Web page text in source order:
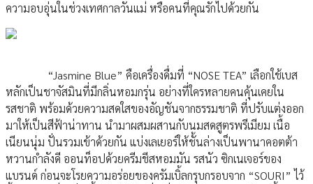
ความอบอุ่นในช่วงเทศกาลวันแม่ หรือคนที่คุณรักไปด้วยกัน
“Jasmine Blue” คือเครื่องดื่มที่ “NOSE TEA” เลือกใช้เบส
หลักเป็นชาจัสมินที่มีกลิ่นหอมกรุ่น อย่างที่ใครหลายคนคุ้นเคยใน
รสชาติ พร้อมด้วยความสดใสของอัญชันจากธรรมชาติ ที่ปรับแต่งออก
มาให้เป็นสีฟ้าน่าทาน นำมาผสมผสานกับนมสดสูตรพรีเมียม เนื้อ
เนียนนุ่ม ปั่นรวมเข้าด้วยกัน แบ่งเลเยอร์ให้ชั้นล่างเป็นพานาคอตต้า
หวานกำลังดี ออนท็อปด้วยครีมชีสหอมมัน รสนัว ซิกเนเจอร์ของ
แบรนด์ ก่อนจะโรยความอร่อยของครัมเบิ้ลกรุบกรอบจาก “SOURI” ไว้